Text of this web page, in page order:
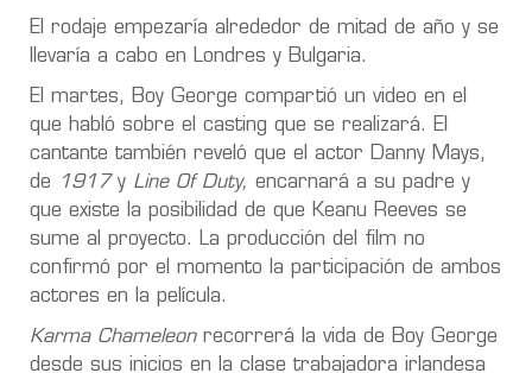
El rodaje empezaría alrededor de mitad de año y se
llevaría a cabo en Londres y Bulgaria.
El martes, Boy George compartió un video en el
que habló sobre el casting que se realizará. El
cantante también reveló que el actor Danny Mays,
de
1917y Line Of Duty, encarnará a su padre y
que existe la posibilidad de que Keanu Reeves se
sume al proyecto. La producción del film no
confirmó por el momento la participación de ambos
actores en la película.
Karma Chameleon recorrerá la vida de Boy George
desde sus inicios en la clase trabajadora irlandesa